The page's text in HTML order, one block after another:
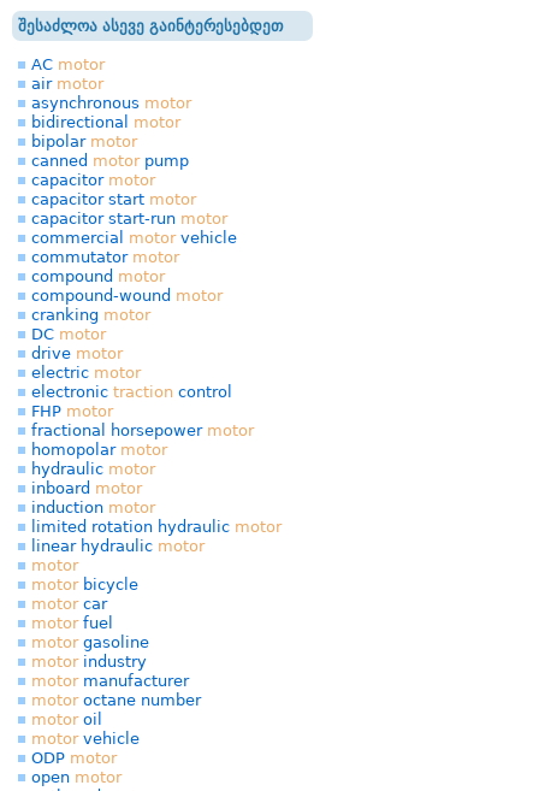
შესაძლოა ასევე გაინტერესებდეთ
AC motor
air motor
asynchronous motor
bidirectional motor
bipolar motor
canned motorpump
capacitor motor
capacitor start motor
capacitor start-run motor
commercial motorvehicle
commutator motor
compound motor
compound-wound motor
cranking motor
DC motor
drive motor
electric motor
electronic traction control
FHP motor
fractional horsepower motor
homopolar motor
hydraulic motor
inboard motor
induction motor
limited rotation hydraulic motor
linear hydraulic motor
motor
motorbicycle
motorcar
motorfuel
motorgasoline
motorindustry
motormanufacturer
motoroctane number
motoroil
motorvehicle
ODP motor
open motor